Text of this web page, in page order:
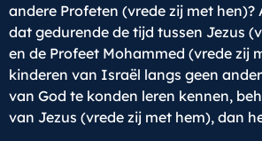
andere Profeten (vrede zij met hen)?
dat gedurende de tijd tussen Jezus
en de Profeet Mohammed (vrede zij
kinderen van Israël langs geen
van God te konden leren kennen,
van Jezus (vrede zij met hem), dan